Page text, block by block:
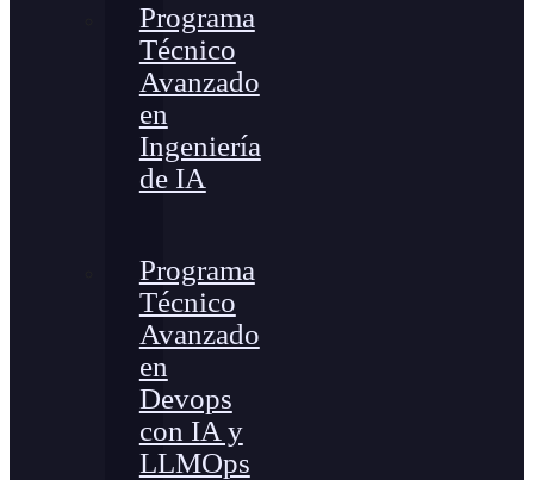
Programa
Técnico
Avanzado
en
Ingeniería
de IA
Programa
Técnico
Avanzado
en
Devops
con IA y
LLMOps